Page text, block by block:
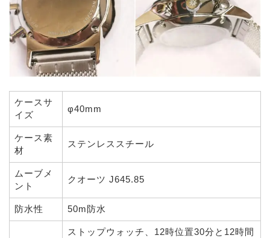
ケースサ
イズ
φ40mm
ケース素
材
ステンレススチール
ムーブメ
ント
クオーツ J645.85
防水性 50m防水
ストップウォッチ、12時位置30分と12時間